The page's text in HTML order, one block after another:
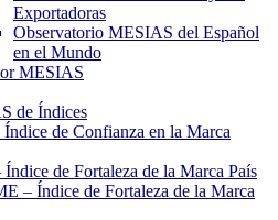
Exportadoras
Observatorio MESIAS del Español
en el Mundo
MESIAS
de Índices
de Confianza en la Marca
de Fortaleza de la Marca País
– Índice de Fortaleza de la Marca